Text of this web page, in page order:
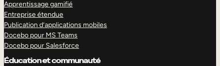
Apprentissage gamifié
Entreprise étendue
Publication d’applications mobiles
Docebo pour MS Teams
Docebo pour Salesforce
Éducation et communauté